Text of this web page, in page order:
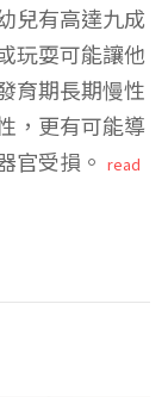
兒有高達九成
玩耍可能讓他
育期長期慢性
，更有可能導
官受損。 read